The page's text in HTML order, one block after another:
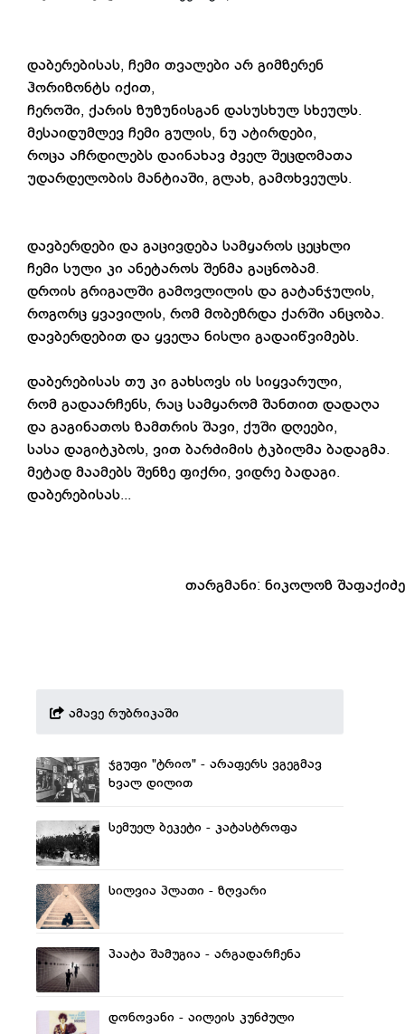
დაბერებისას, ჩემი თვალები არ გიმზერენ
ჰორიზონტს იქით,
ჩეროში, ქარის ზუზუნისგან დასუსხულ სხეულს.
მესაიდუმლევ ჩემი გულის, ნუ ატირდები,
როცა აჩრდილებს დაინახავ ძველ შეცდომათა
უდარდელობის მანტიაში, გლახ, გამოხვეულს.
დავბერდები და გაცივდება სამყაროს ცეცხლი
ჩემი სული კი ანეტაროს შენმა გაცნობამ.
დროის გრიგალში გამოვლილის და გატანჯულის,
როგორც ყვავილის, რომ მობეზრდა ქარში ანცობა.
დავბერდებით და ყველა ნისლი გადაიწვიმებს.
დაბერებისას თუ კი გახსოვს ის სიყვარული,
რომ გადაარჩენს, რაც სამყარომ შანთით დადაღა
და გაგინათოს ზამთრის შავი, ქუში დღეები,
სასა დაგიტკბოს, ვით ბარძიმის ტკბილმა ბადაგმა.
მეტად მაამებს შენზე ფიქრი, ვიდრე ბადაგი.
დაბერებისას...
თარგმანი: ნიკოლოზ შაფაქიძე
ამავე რუბრიკაში
ჯგუფი "ტრიო" - არაფერს ვგეგმავ
ხვალ დილით
სემუელ ბეკეტი - კატასტროფა
სილვია პლათი - ზღვარი
პაატა შამუგია - არგადარჩენა
დონოვანი - აილეის კუნძული